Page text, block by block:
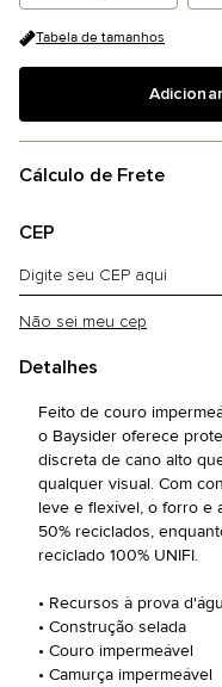
Tabela de tamanhos
Cálculo de Frete
CEP
Não sei meu cep
Detalhes
Feito de couro
o Baysider oferece
discreta de cano alto
qualquer visual. Com
leve e flexível, o forro e
50% reciclados,
reciclado 100% UNIFI.
• Recursos à prova
• Construção selada
• Couro impermeável
• Camurça impermeável